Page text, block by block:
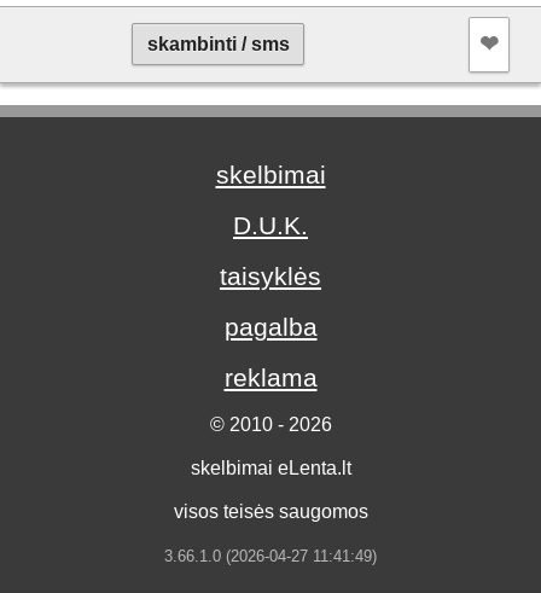
skambinti / sms ❤︎
skelbimai
D.U.K.
taisyklės
pagalba
reklama
© 2010 - 2026
skelbimai eLenta.lt
visos teisės saugomos
3.66.1.0 (2026-04-27 11:41:49)